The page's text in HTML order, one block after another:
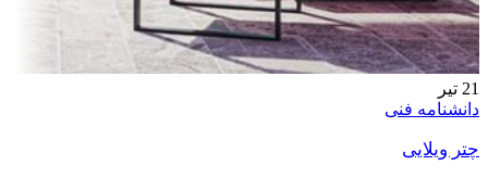
21 تیر
دانشنامه فنی
چتر ویلایی